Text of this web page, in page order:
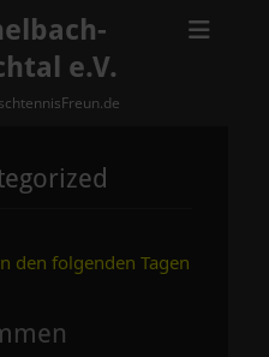
e.V.
Tagen aus: Dienstag,